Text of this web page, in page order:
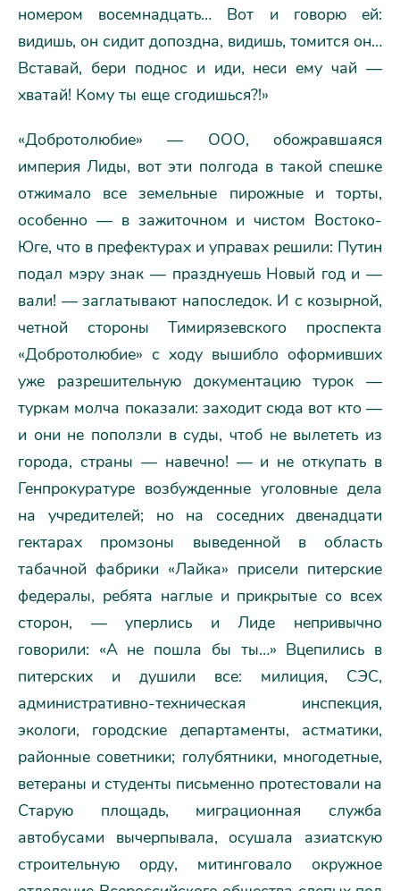
номером восемнадцать… Вот и говорю ей:
видишь, он сидит допоздна, видишь, томится он…
Вставай, бери поднос и иди, неси ему чай —
хватай! Кому ты еще сгодишься?!»
«Добротолюбие» — ООО, обожравшаяся
империя Лиды, вот эти полгода в такой спешке
отжимало все земельные пирожные и торты,
особенно — в зажиточном и чистом Востоко-
Юге, что в префектурах и управах решили: Путин
подал мэру знак — празднуешь Новый год и —
вали! — заглатывают напоследок. И с козырной,
четной стороны Тимирязевского проспекта
«Добротолюбие» с ходу вышибло оформивших
уже разрешительную документацию турок —
туркам молча показали: заходит сюда вот кто —
и они не поползли в суды, чтоб не вылететь из
города, страны — навечно! — и не откупать в
Генпрокуратуре возбужденные уголовные дела
на учредителей; но на соседних двенадцати
гектарах промзоны выведенной в область
табачной фабрики «Лайка» присели питерские
федералы, ребята наглые и прикрытые со всех
сторон, — уперлись и Лиде непривычно
говорили: «А не пошла бы ты…» Вцепились в
питерских и душили все: милиция, СЭС,
административно-техническая инспекция,
экологи, городские департаменты, астматики,
районные советники; голубятники, многодетные,
ветераны и студенты письменно протестовали на
Старую площадь, миграционная служба
автобусами вычерпывала, осушала азиатскую
строительную орду, митинговало окружное